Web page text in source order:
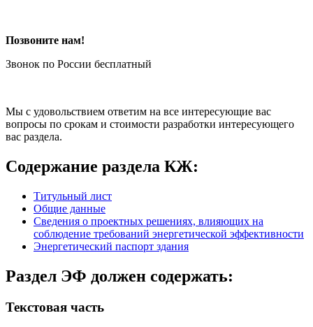
Позвоните нам!
Звонок по России бесплатный
Мы с удовольствием ответим на все интересующие вас
вопросы по срокам и стоимости разработки интересующего
вас раздела.
Содержание раздела КЖ:
Титульный лист
Общие данные
Сведения о проектных решениях, влияющих на
соблюдение требований энергетической эффективности
Энергетический паспорт здания
Раздел ЭФ должен содержать:
Текстовая часть